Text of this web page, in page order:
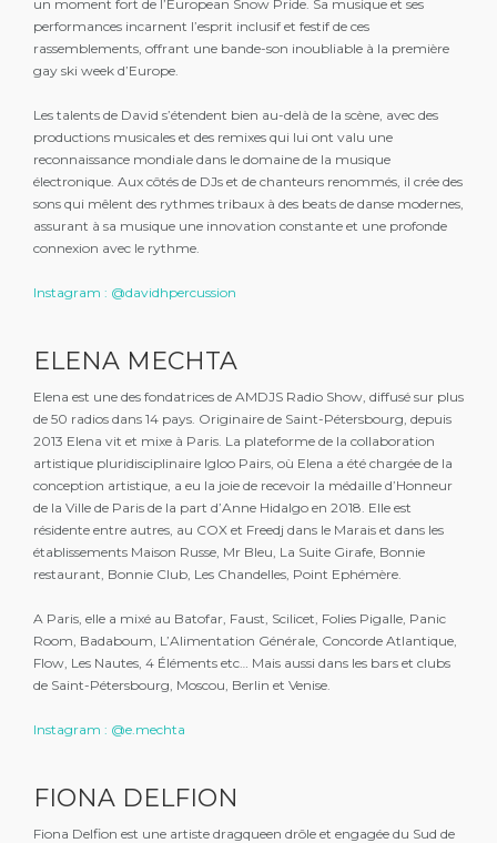
un moment fort de l’European Snow Pride. Sa musique et ses
performances incarnent l’esprit inclusif et festif de ces
rassemblements, offrant une bande-son inoubliable à la première
gay ski week d’Europe.
Les talents de David s’étendent bien au-delà de la scène, avec des
productions musicales et des remixes qui lui ont valu une
reconnaissance mondiale dans le domaine de la musique
électronique. Aux côtés de DJs et de chanteurs renommés, il crée des
sons qui mêlent des rythmes tribaux à des beats de danse modernes,
assurant à sa musique une innovation constante et une profonde
connexion avec le rythme.
Instagram : @davidhpercussion
ELENA MECHTA
Elena est une des fondatrices de AMDJS Radio Show, diffusé sur plus
de 50 radios dans 14 pays. Originaire de Saint-Pétersbourg, depuis
2013 Elena vit et mixe à Paris. La plateforme de la collaboration
artistique pluridisciplinaire Igloo Pairs, où Elena a été chargée de la
conception artistique, a eu la joie de recevoir la médaille d’Honneur
de la Ville de Paris de la part d’Anne Hidalgo en 2018. Elle est
résidente entre autres, au COX et Freedj dans le Marais et dans les
établissements Maison Russe, Mr Bleu, La Suite Girafe, Bonnie
restaurant, Bonnie Club, Les Chandelles, Point Ephémère.
A Paris, elle a mixé au Batofar, Faust, Scilicet, Folies Pigalle, Panic
Room, Badaboum, L’Alimentation Générale, Concorde Atlantique,
Flow, Les Nautes, 4 Éléments etc… Mais aussi dans les bars et clubs
de Saint-Pétersbourg, Moscou, Berlin et Venise.
Instagram : @e.mechta
FIONA DELFION
Fiona Delfion est une artiste dragqueen drôle et engagée du Sud de